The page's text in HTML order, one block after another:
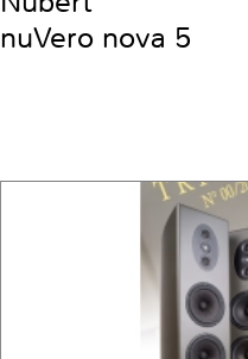
nuVero nova 5